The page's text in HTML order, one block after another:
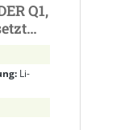
Q1,
Li-